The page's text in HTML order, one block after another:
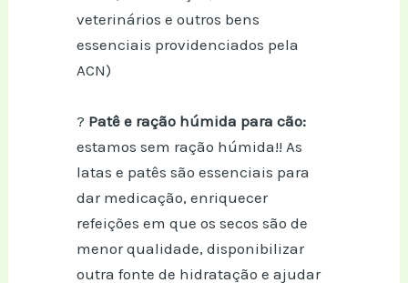
veterinários e outros bens
essenciais providenciados pela
ACN)
? Patê e ração húmida para cão:
estamos sem ração húmida!! As
latas e patês são essenciais para
dar medicação, enriquecer
refeições em que os secos são de
menor qualidade, disponibilizar
outra fonte de hidratação e ajudar